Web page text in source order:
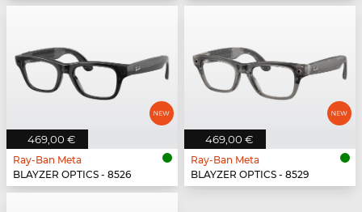
469,00 €
Ray-Ban Meta
BLAYZER OPTICS - 8526
469,00 €
Ray-Ban Meta
BLAYZER OPTICS - 8529